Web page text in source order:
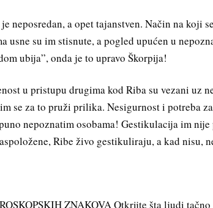
neposredan, a opet tajanstven. Način na koji
usne su im stisnute, a pogled upućen u
ubija”, onda je to upravo Škorpija!
u pristupu drugima kod Riba su vezani uz
se za to pruži prilika. Nesigurnost i potreba
nepoznatim osobama! Gestikulacija im nije
Ribe živo gestikuliraju, a kad nisu,
ZNAKOVA Otkrijte šta ljudi